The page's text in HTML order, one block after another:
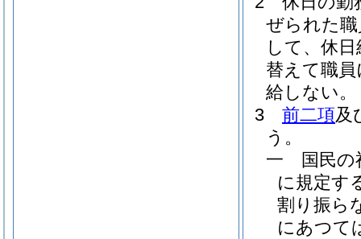
ぜられた
して、休
替えて職
給しない。
3
前二項及
う。
一
国民
に規定す
割り振ら
にあつて